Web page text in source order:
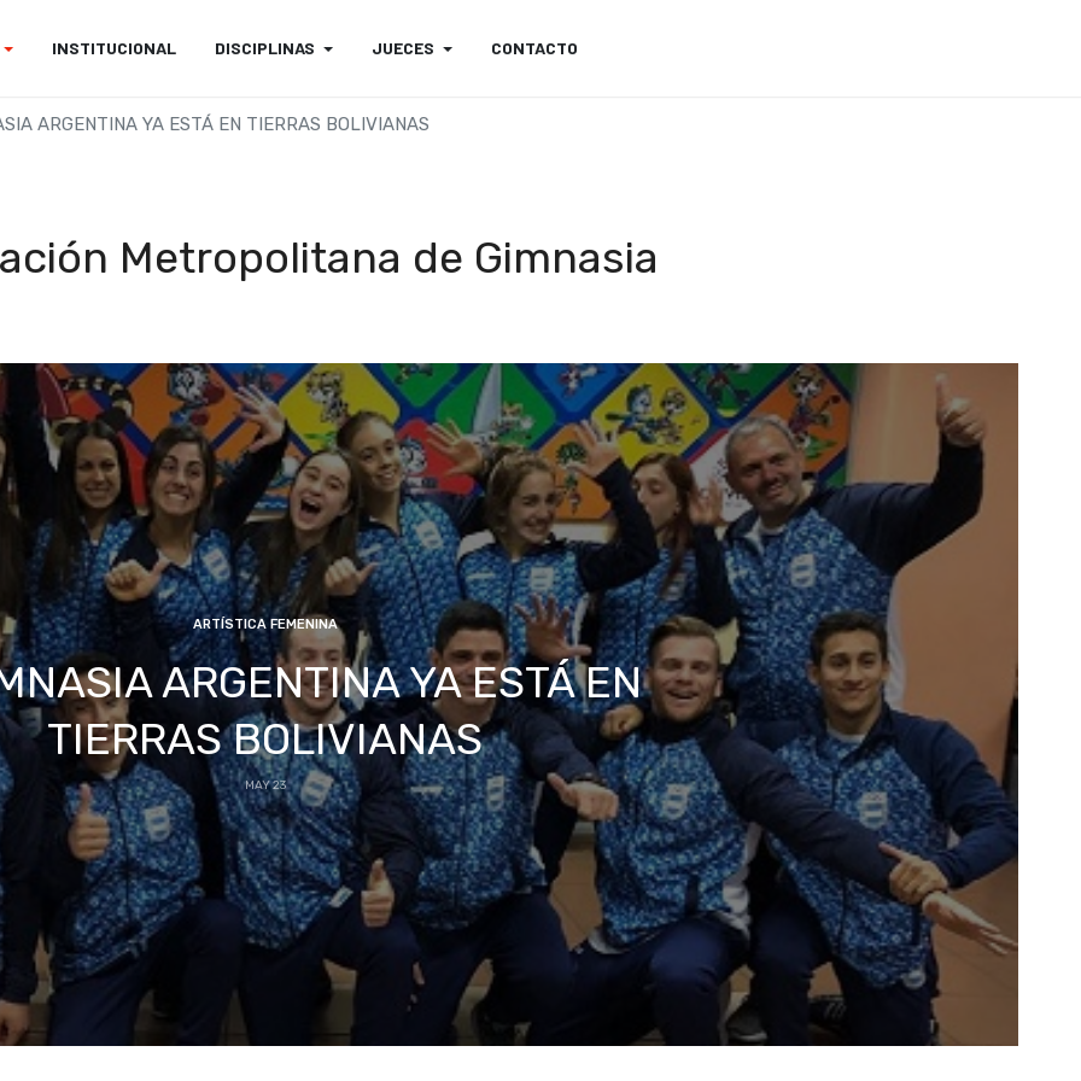
INSTITUCIONAL DISCIPLINAS JUECES CONTACTO
ARGENTINA YA ESTÁ EN TIERRAS BOLIVIANAS
Metropolitana de Gimnasia
ARTÍSTICA FEMENINA
ARGENTINA YA ESTÁ EN
TIERRAS BOLIVIANAS
MAY 23